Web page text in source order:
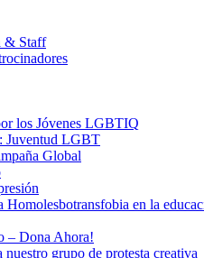
& Staff
los Jóvenes LGBTIQ
Juventud LGBT
Global
Homolesbotransfobia en la
– Dona Ahora!
grupo de protesta creativa